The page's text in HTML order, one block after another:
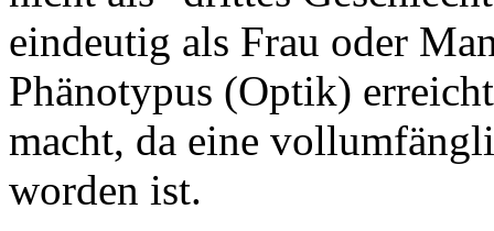
eindeutig als Frau oder
Phänotypus (Optik)
macht, da eine
worden ist.